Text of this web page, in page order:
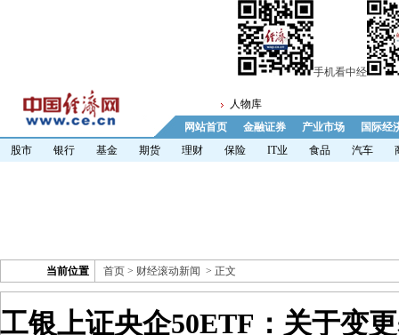
手机看中经
人物库
网站首页
金融证券 产业市场
国际经
股市
银行 基金 期货 理财 保险 IT业 食品 汽车
当前位置 首页 > 财经滚动新闻 > 正文
工银上证央企50ETF：关于变